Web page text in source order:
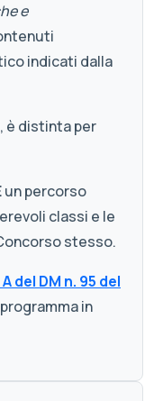
e
indicati dalla
è distinta per
un percorso
classi e le
stesso.
del DM n. 95 del
in